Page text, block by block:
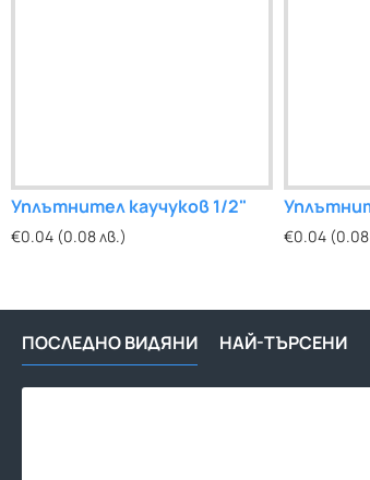
Уплътнител каучуков 1/2"
€0.04 (0.08 лв.) €0.04 (0.08
ПОСЛЕДНО ВИДЯНИ НАЙ-ТЪРСЕНИ